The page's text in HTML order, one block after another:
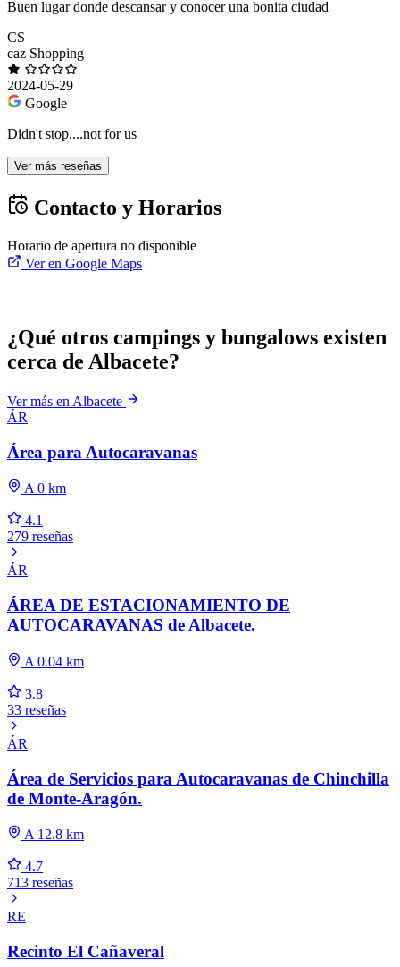
Buen lugar donde descansar y conocer una bonita ciudad
CS
caz Shopping
2024-05-29
Google
Didn't stop....not for us
Ver más reseñas
Contacto y Horarios
Horario de apertura no disponible
Ver en Google Maps
¿Qué otros campings y bungalows existen
cerca de Albacete?
Ver más en Albacete
ÁR
Área para Autocaravanas
A 0 km
4.1
279 reseñas
ÁR
ÁREA DE ESTACIONAMIENTO DE
AUTOCARAVANAS de Albacete.
A 0.04 km
3.8
33 reseñas
ÁR
Área de Servicios para Autocaravanas de Chinchilla
de Monte-Aragón.
A 12.8 km
4.7
713 reseñas
RE
Recinto El Cañaveral